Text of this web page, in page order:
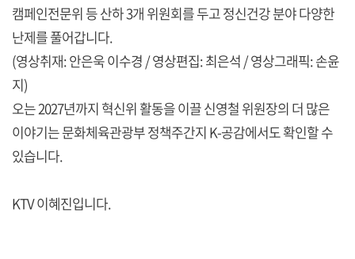
캠페인전문위 등 산하 3개 위원회를 두고 정신건강 분야 다양한
난제를 풀어갑니다.
(영상취재: 안은욱 이수경 / 영상편집: 최은석 / 영상그래픽: 손윤
지)
오는 2027년까지 혁신위 활동을 이끌 신영철 위원장의 더 많은
이야기는 문화체육관광부 정책주간지 K-공감에서도 확인할 수
있습니다.
KTV 이혜진입니다.